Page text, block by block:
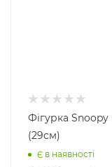
Фігурка
(29см)
Є в наявності